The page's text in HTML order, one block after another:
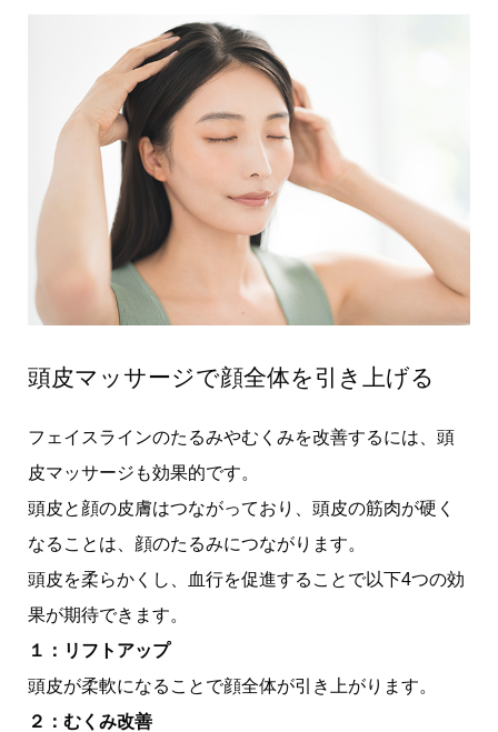
頭皮マッサージで顔全体を引き上げる
フェイスラインのたるみやむくみを改善するには、頭
皮マッサージも効果的です。
頭皮と顔の皮膚はつながっており、頭皮の筋肉が硬く
なることは、顔のたるみにつながります。
頭皮を柔らかくし、血行を促進することで以下4つの効
果が期待できます。
１：リフトアップ
頭皮が柔軟になることで顔全体が引き上がります。
２：むくみ改善